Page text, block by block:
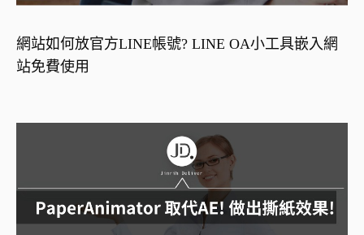
網站如何放官方LINE帳號? LINE OA小工具嵌入網
站免費使用